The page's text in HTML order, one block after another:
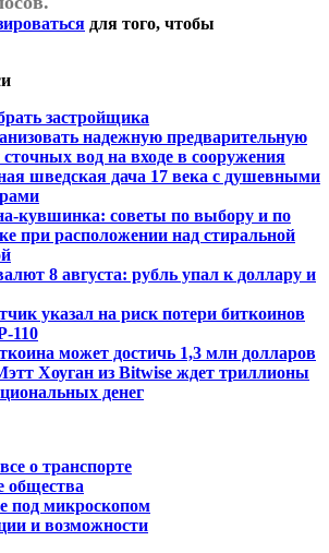
для того, чтобы
застройщика
надежную предварительную
сточных вод на входе в сооружения
шведская дача 17 века с душевными
кувшинка: советы по выбору и по
при расположении над стиральной
8 августа: рубль упал к доллару и
указал на риск потери биткоинов
110
может достичь 1,3 млн долларов
Хоуган из Bitwise ждет триллионы
денег
о транспорте
общества
под микроскопом
и возможности